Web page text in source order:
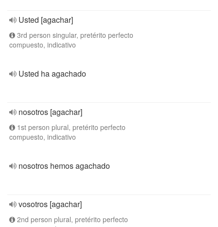
Usted [agachar]
3rd person singular, pretérito perfecto
compuesto, indicativo
Usted ha agachado
nosotros [agachar]
1st person plural, pretérito perfecto
compuesto, indicativo
nosotros hemos agachado
vosotros [agachar]
2nd person plural, pretérito perfecto